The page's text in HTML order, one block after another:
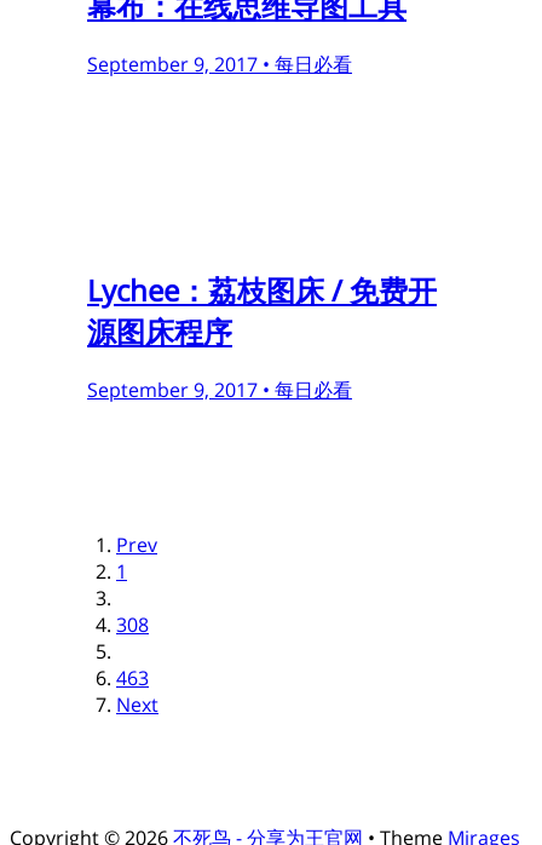
September 9, 2017 • 每日必看
Lychee：荔枝图床 / 免费开
源图床程序
September 9, 2017 • 每日必看
Prev
1
308
463
Next
Copyright © 2026不死鸟 - 分享为王官网 • Theme Mirages